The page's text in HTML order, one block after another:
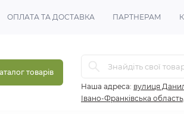
ОПЛАТА ТА ДОСТАВКА ПАРТНЕРАМ
товарів
Наша адреса: вулиця
Івано-Франківська